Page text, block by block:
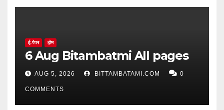
ई-पेपर होम
6 Aug Bitambatmi All pages
AUG 5, 2026 BITTAMBATAMI.COM 0
COMMENTS